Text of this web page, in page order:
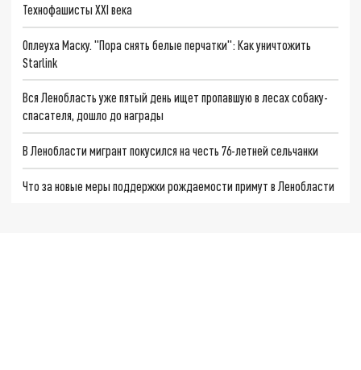
Технофашисты XXI века
Оплеуха Маску. "Пора снять белые перчатки": Как уничтожить
Starlink
Вся Ленобласть уже пятый день ищет пропавшую в лесах собаку-
спасателя, дошло до награды
В Ленобласти мигрант покусился на честь 76-летней сельчанки
Что за новые меры поддержки рождаемости примут в Ленобласти